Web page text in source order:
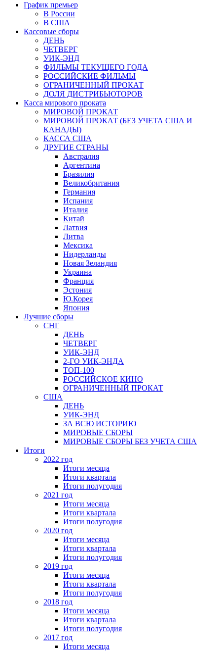
График премьер
В России
В США
Кассовые сборы
ДЕНЬ
ЧЕТВЕРГ
УИК-ЭНД
ФИЛЬМЫ ТЕКУЩЕГО ГОДА
РОССИЙСКИЕ ФИЛЬМЫ
ОГРАНИЧЕННЫЙ ПРОКАТ
ДОЛЯ ДИСТРИБЬЮТОРОВ
Касса мирового проката
МИРОВОЙ ПРОКАТ
МИРОВОЙ ПРОКАТ (БЕЗ УЧЕТА США И
КАНАДЫ)
КАССА США
ДРУГИЕ СТРАНЫ
Австралия
Аргентина
Бразилия
Великобритания
Германия
Испания
Италия
Китай
Латвия
Литва
Мексика
Нидерланды
Новая Зеландия
Украина
Франция
Эстония
Ю.Корея
Япония
Лучшие сборы
СНГ
ДЕНЬ
ЧЕТВЕРГ
УИК-ЭНД
2-ГО УИК-ЭНДА
ТОП-100
РОССИЙСКОЕ КИНО
ОГРАНИЧЕННЫЙ ПРОКАТ
США
ДЕНЬ
УИК-ЭНД
ЗА ВСЮ ИСТОРИЮ
МИРОВЫЕ СБОРЫ
МИРОВЫЕ СБОРЫ БЕЗ УЧЕТА США
Итоги
2022 год
Итоги месяца
Итоги квартала
Итоги полугодия
2021 год
Итоги месяца
Итоги квартала
Итоги полугодия
2020 год
Итоги месяца
Итоги квартала
Итоги полугодия
2019 год
Итоги месяца
Итоги квартала
Итоги полугодия
2018 год
Итоги месяца
Итоги квартала
Итоги полугодия
2017 год
Итоги месяца